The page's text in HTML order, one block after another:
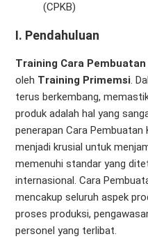
(CPKB)
I. Pendahuluan
Training Cara
oleh Training Primemsi.
terus berkembang,
produk adalah hal yang
penerapan Cara Pembuatan
menjadi krusial untuk
memenuhi standar yang
internasional. Cara
mencakup seluruh aspek
proses produksi,
personel yang terlibat.